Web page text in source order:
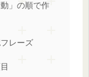
」の順で作
レーズ